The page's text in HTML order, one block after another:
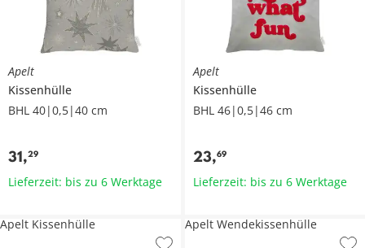
Apelt
Kissenhülle
BHL 40|0,5|40 cm
31,29
Lieferzeit: bis zu 6 Werktage
Apelt
Kissenhülle
BHL 46|0,5|46 cm
23,69
Lieferzeit: bis zu 6 Werktage
Apelt Kissenhülle Apelt Wendekissenhülle